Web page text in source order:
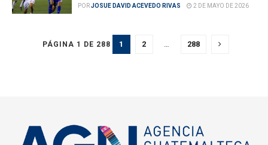
PORJOSUE DAVID ACEVEDO RIVAS 2 DE MAYO DE 2026
PÁGINA 1 DE 288 1 2 … 288